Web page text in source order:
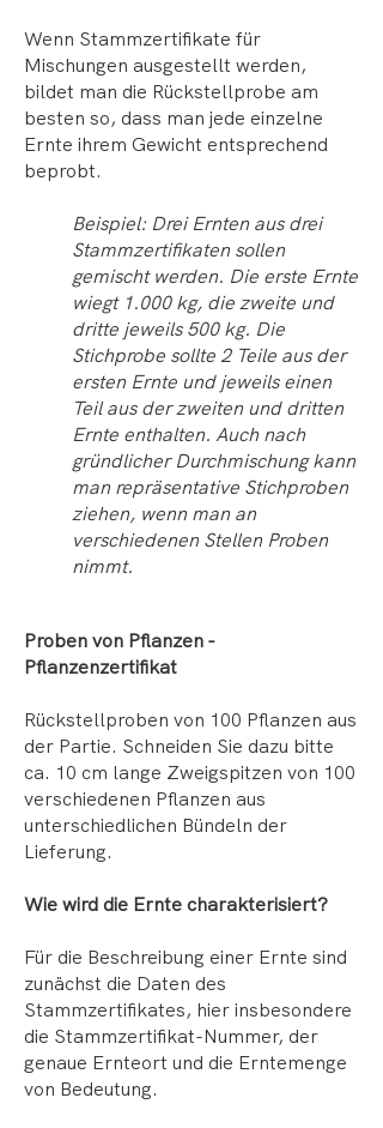
Wenn Stammzertifikate für
Mischungen ausgestellt werden,
bildet man die Rückstellprobe am
besten so, dass man jede einzelne
Ernte ihrem Gewicht entsprechend
beprobt.
Beispiel: Drei Ernten aus drei
Stammzertifikaten sollen
gemischt werden. Die erste Ernte
wiegt 1.000 kg, die zweite und
dritte jeweils 500 kg. Die
Stichprobe sollte 2 Teile aus der
ersten Ernte und jeweils einen
Teil aus der zweiten und dritten
Ernte enthalten. Auch nach
gründlicher Durchmischung kann
man repräsentative Stichproben
ziehen, wenn man an
verschiedenen Stellen Proben
nimmt.
Proben von Pflanzen -
Pflanzenzertifikat
Rückstellproben von 100 Pflanzen aus
der Partie. Schneiden Sie dazu bitte
ca. 10 cm lange Zweigspitzen von 100
verschiedenen Pflanzen aus
unterschiedlichen Bündeln der
Lieferung.
Wie wird die Ernte charakterisiert?
Für die Beschreibung einer Ernte sind
zunächst die Daten des
Stammzertifikates, hier insbesondere
die Stammzertifikat-Nummer, der
genaue Ernteort und die Erntemenge
von Bedeutung.